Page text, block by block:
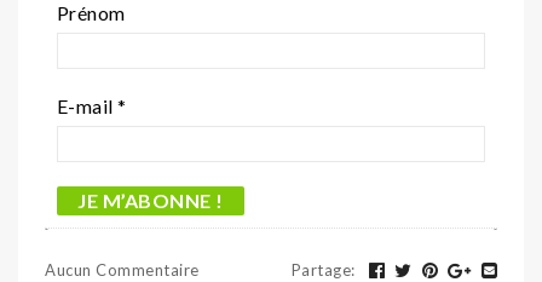
Prénom
E-mail *
Aucun Commentaire Partage: